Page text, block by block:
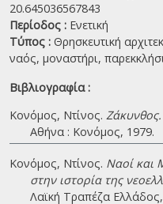
20.645036567843
Περίοδος : Ενετική
Τύπος : Θρησκευτική
ναός, μοναστήρι,
Βιβλιογραφία :
Κονόμος, Ντίνος.
Αθήνα : Κονόμος, 1979.
Κονόμος, Ντίνος. Ναοί και
στην ιστορία της
Λαϊκή Τραπέζα